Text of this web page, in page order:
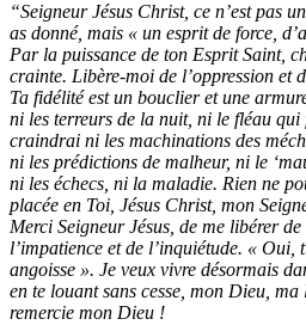
“Seigneur Jésus Christ, ce n’est pas
as donné, mais « un esprit de force,
Par la puissance de ton Esprit Saint,
crainte. Libère-moi de l’oppression et
Ta fidélité est un bouclier et une
ni les terreurs de la nuit, ni le fléau
craindrai ni les machinations des
ni les prédictions de malheur, ni le
ni les échecs, ni la maladie. Rien ne
placée en Toi, Jésus Christ, mon
Merci Seigneur Jésus, de me libérer
l’impatience et de l’inquiétude. « Oui,
angoisse ». Je veux vivre désormais
en te louant sans cesse, mon Dieu,
remercie mon Dieu !